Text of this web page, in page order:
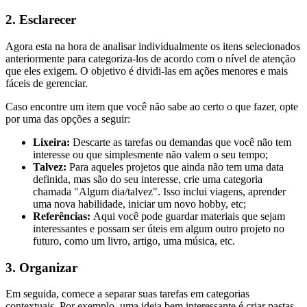
2. Esclarecer
Agora esta na hora de analisar individualmente os itens selecionados
anteriormente para categoriza-los de acordo com o nível de atenção
que eles exigem. O objetivo é dividi-las em ações menores e mais
fáceis de gerenciar.
Caso encontre um item que você não sabe ao certo o que fazer, opte
por uma das opções a seguir:
Lixeira: Descarte as tarefas ou demandas que você não tem
interesse ou que simplesmente não valem o seu tempo;
Talvez: Para aqueles projetos que ainda não tem uma data
definida, mas são do seu interesse, crie uma categoria
chamada "Algum dia/talvez". Isso inclui viagens, aprender
uma nova habilidade, iniciar um novo hobby, etc;
Referências: Aqui você pode guardar materiais que sejam
interessantes e possam ser úteis em algum outro projeto no
futuro, como um livro, artigo, uma música, etc.
3. Organizar
Em seguida, comece a separar suas tarefas em categorias